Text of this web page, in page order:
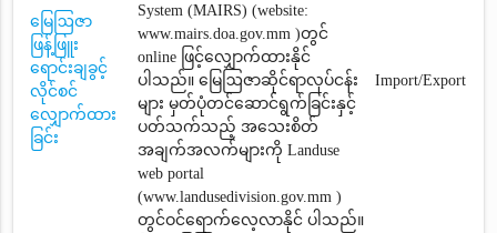
မြေဩဇာ
ဖြန့်ဖြူး
ရောင်းချခွင့်
လိုင်စင်
လျှောက်ထား
ခြင်း
System (MAIRS) (website:
www.mairs.doa.gov.mm )တွင်
online ဖြင့်လျှောက်ထားနိုင်
ပါသည်။ မြေဩဇာဆိုင်ရာလုပ်ငန်း
များ မှတ်ပုံတင်ဆောင်ရွက်ခြင်းနှင့်
ပတ်သက်သည့် အသေးစိတ်
အချက်အလက်များကို Landuse
web portal
(www.landusedivision.gov.mm )
တွင်ဝင်ရောက်လေ့လာနိုင် ပါသည်။
Import/Export